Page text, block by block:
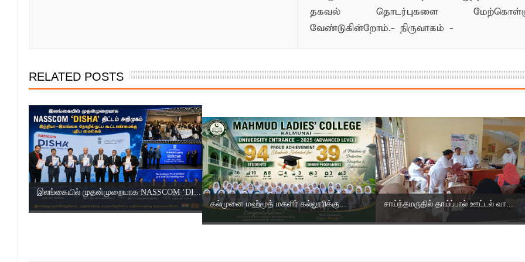
தகவல் தொடர்புகளை
வேண்டுகின்றோம்.- நிருவாகம் -
RELATED POSTS
இலங்கையில் முதன்முறையாக NASSCOM ‘DI...
கல்முனை மஹ்மூத் மகளிர் கல்லூரிக்கு...
சாய்ந்தமருதில் தாய்ப்பால் ஊட்டல் வா...